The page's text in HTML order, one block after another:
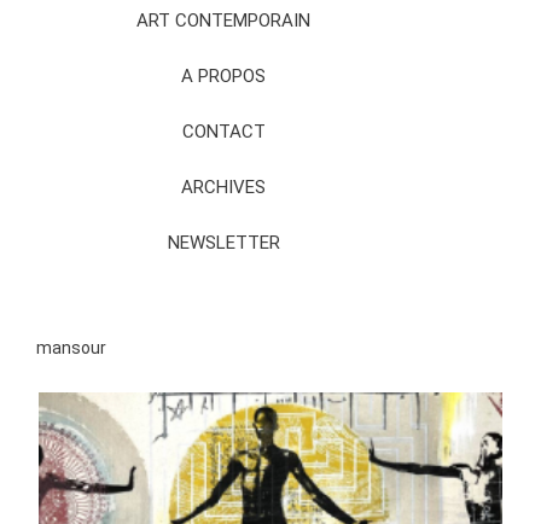
ART CONTEMPORAIN
A PROPOS
CONTACT
ARCHIVES
NEWSLETTER
mansour